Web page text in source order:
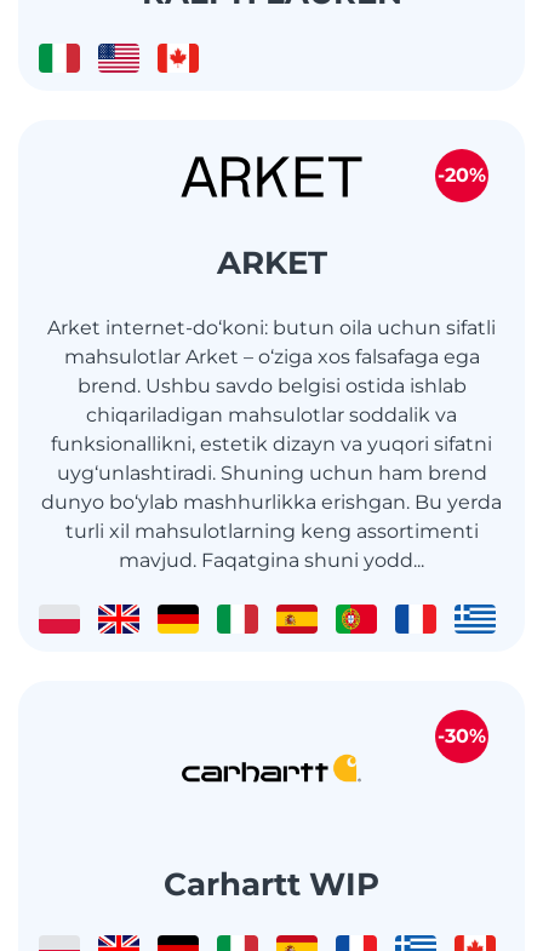
ARKET
Arket internet-do‘koni: butun oila uchun sifatli
mahsulotlar Arket – o‘ziga xos falsafaga ega
brend. Ushbu savdo belgisi ostida ishlab
chiqariladigan mahsulotlar soddalik va
funksionallikni, estetik dizayn va yuqori sifatni
uyg‘unlashtiradi. Shuning uchun ham brend
dunyo bo‘ylab mashhurlikka erishgan. Bu yerda
turli xil mahsulotlarning keng assortimenti
mavjud. Faqatgina shuni yodd...
-20%
Carhartt WIP
-30%